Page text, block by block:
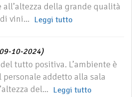
della grande qualità
vini... Leggi tutto
10-2024)
tutto positiva. L’ambiente è
addetto alla sala
del... Leggi tutto